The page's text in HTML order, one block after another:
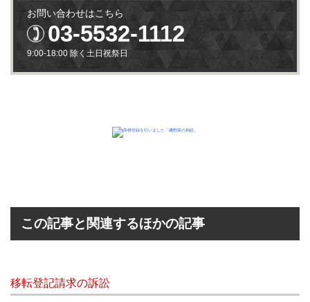
お問い合わせはこちら
03-5532-1112
9:00-18:00 除く土日祝祭日
この記事と関連するほかの記事
移転登記請求の訴訟